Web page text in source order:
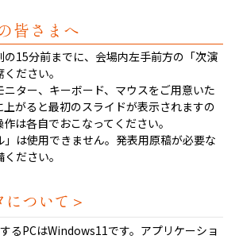
皆さまへ
の15分前までに、会場内左手前方の「次演
ださい。
ニター、キーボード、マウスをご用意いた
上がると最初のスライドが表示されますの
は各自でおこなってください。
」は使用できません。発表用原稿が必要な
ださい。
について＞
るPCはWindows11です。アプリケーショ